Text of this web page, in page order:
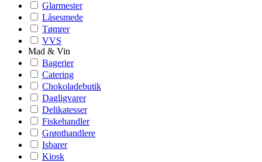
Glarmester
Låsesmede
Tømrer
VVS
Mad & Vin
Bagerier
Catering
Chokoladebutik
Dagligvarer
Delikatesser
Fiskehandler
Grønthandlere
Isbarer
Kiosk